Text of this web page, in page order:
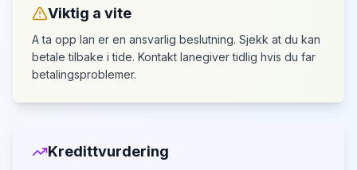
Viktig a vite
A ta opp lan er en ansvarlig beslutning. Sjekk at du kan
betale tilbake i tide. Kontakt lanegiver tidlig hvis du far
betalingsproblemer.
Kredittvurdering